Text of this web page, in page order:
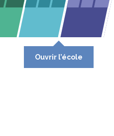
Ouvrir l’école